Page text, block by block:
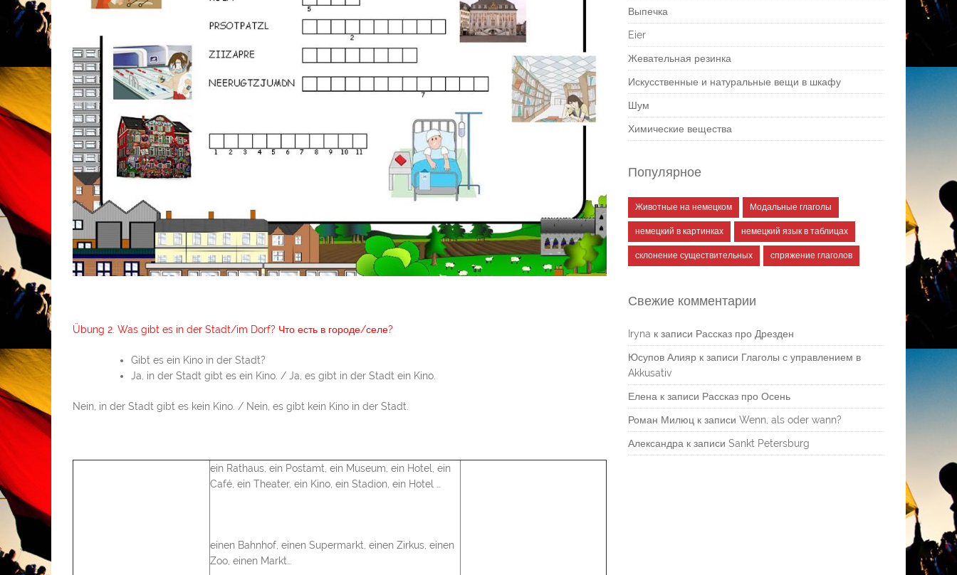
Übung 2. Was gibt es in der Stadt/im Dorf? Что есть в городе/селе?
Gibt es ein Kino in der Stadt?
Ja, in der Stadt gibt es ein Kino. / Ja, es gibt in der Stadt ein Kino.
Nein, in der Stadt gibt es kein Kino. / Nein, es gibt kein Kino in der Stadt.
ein Rathaus, ein Postamt, ein Museum, ein Hotel, ein
Café, ein Theater, ein Kino, ein Stadion, ein Hotel …
einen Bahnhof, einen Supermarkt, einen Zirkus, einen
Zoo, einen Markt…
Выпечка
Eier
Жевательная резинка
Искусственные и натуральные вещи в шкафу
Шум
Химические вещества
Популярное
Животные на немецком Модальные глаголы
немецкий в картинках немецкий язык в таблицах
склонение существительных спряжение глаголов
Свежие комментарии
Iryna к записи Рассказ про Дрезден
Юсупов Алияр к записи Глаголы с управлением в
Akkusativ
Елена к записи Рассказ про Осень
Роман Милюц к записи Wenn, als oder wann?
Александра к записи Sankt Petersburg